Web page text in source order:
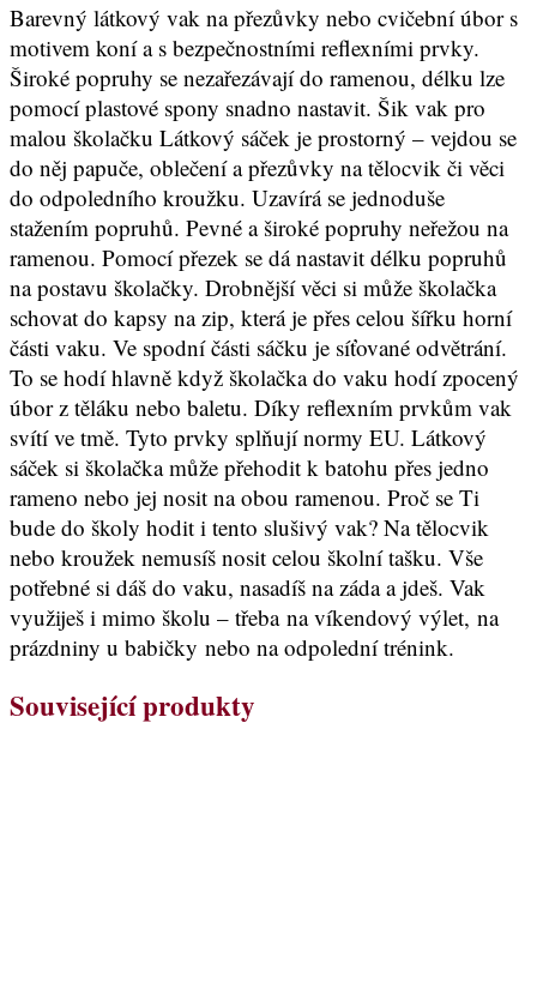
Barevný látkový vak na přezůvky nebo cvičební úbor s
motivem koní a s bezpečnostními reflexními prvky.
Široké popruhy se nezařezávají do ramenou, délku lze
pomocí plastové spony snadno nastavit. Šik vak pro
malou školačku Látkový sáček je prostorný – vejdou se
do něj papuče, oblečení a přezůvky na tělocvik či věci
do odpoledního kroužku. Uzavírá se jednoduše
stažením popruhů. Pevné a široké popruhy neřežou na
ramenou. Pomocí přezek se dá nastavit délku popruhů
na postavu školačky. Drobnější věci si může školačka
schovat do kapsy na zip, která je přes celou šířku horní
části vaku. Ve spodní části sáčku je síťované odvětrání.
To se hodí hlavně když školačka do vaku hodí zpocený
úbor z těláku nebo baletu. Díky reflexním prvkům vak
svítí ve tmě. Tyto prvky splňují normy EU. Látkový
sáček si školačka může přehodit k batohu přes jedno
rameno nebo jej nosit na obou ramenou. Proč se Ti
bude do školy hodit i tento slušivý vak? Na tělocvik
nebo kroužek nemusíš nosit celou školní tašku. Vše
potřebné si dáš do vaku, nasadíš na záda a jdeš. Vak
využiješ i mimo školu – třeba na víkendový výlet, na
prázdniny u babičky nebo na odpolední trénink.
Související produkty